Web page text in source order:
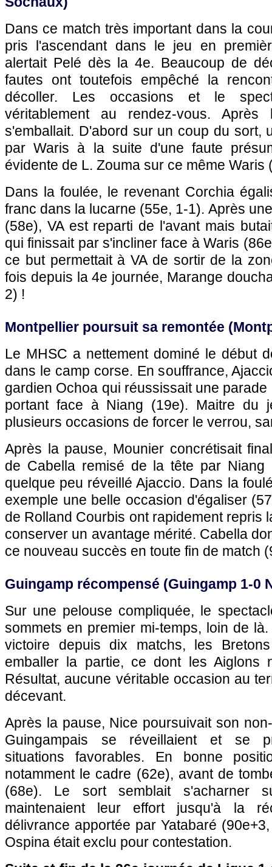
Dans ce match très important dans la
pris l'ascendant dans le jeu en
alertait Pelé dès la 4e. Beaucoup de
fautes ont toutefois empêché la
décoller. Les occasions et le
véritablement au rendez-vous.
s'emballait. D'abord sur un coup du sort,
par Waris à la suite d'une faute
évidente de L. Zouma sur ce même Waris
Dans la foulée, le revenant Corchia
franc dans la lucarne (55e, 1-1). Après
(58e), VA est reparti de l'avant mais
qui finissait par s'incliner face à Waris
ce but permettait à VA de sortir de la
fois depuis la 4e journée, Marange
2) !
Montpellier poursuit sa remontée (
Le MHSC a nettement dominé le début
dans le camp corse. En souffrance,
gardien Ochoa qui réussissait une
portant face à Niang (19e). Maitre du
plusieurs occasions de forcer le verrou,
Après la pause, Mounier concrétisait
de Cabella remisé de la tête par
quelque peu réveilléAjaccio. Dans la
exemple une belle occasion d'égaliser
de Rolland Courbis ont rapidement repris
conserver un avantage mérité. Cabella
ce nouveau succès en toute fin de match
Guingamp récompensé (Guingamp 1-0
Sur une pelouse compliquée, le
sommets en premier mi-temps, loin de
victoire depuis dix matchs, les
emballer la partie, ce dont les Aiglons
Résultat, aucune véritable occasion au
décevant.
Après la pause, Nice poursuivait son
Guingampais se réveillaient et se
situations favorables. En bonne
notamment le cadre (62e), avant de
(68e). Le sort semblait s'acharner
maintenaient leur effort jusqu'à la
délivrance apportée par Yatabaré
Ospina était exclu pour contestation.